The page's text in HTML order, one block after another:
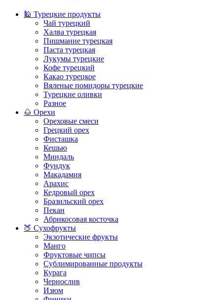
🕌 Турецкие продукты
Чай турецкий
Халва турецкая
Пишмание турецкая
Паста турецкая
Лукумы турецкие
Кофе турецкий
Какао турецкое
Вяленые помидоры турецкие
Турецкие оливки
Разное
🌰 Орехи
Ореховые смеси
Грецкий орех
Фисташка
Кешью
Миндаль
Фундук
Макадамия
Арахис
Кедровый орех
Бразильский орех
Пекан
Абрикосовая косточка
🍑 Сухофрукты
Экзотические фрукты
Манго
Фруктовые чипсы
Сублимированные продукты
Курага
Чернослив
Изюм